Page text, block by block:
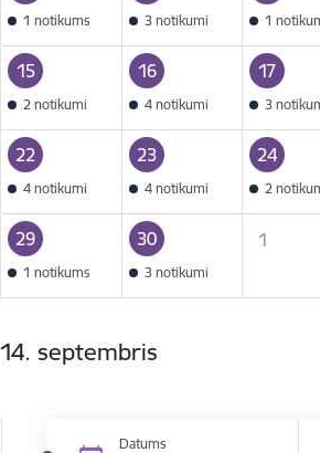
1 notikums 3 notikumi 1
15
2 notikumi
16
4 notikumi
17
3
22
4 notikumi
23
4 notikumi
24
2
29
1 notikums
30
3 notikumi
1
14. septembris
Datums